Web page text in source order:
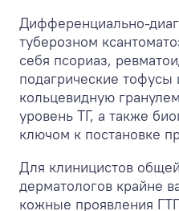
Дифференциально-
туберозном
себя псориаз,
подагрические
кольцевидную
уровень ТГ, а также
ключом к постановке
Для клиницистов
дерматологов крайне
кожные проявления